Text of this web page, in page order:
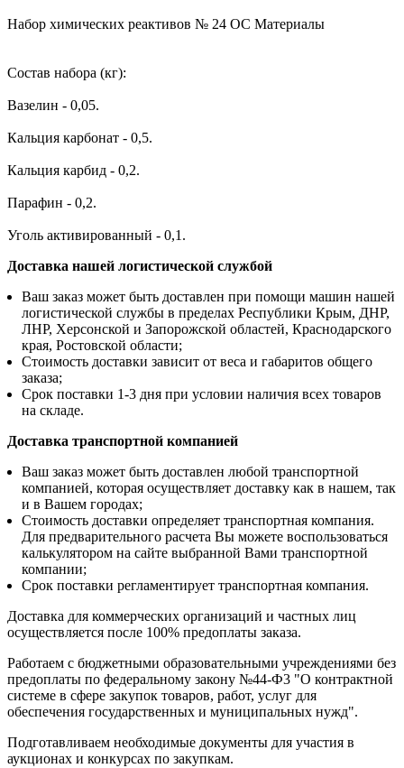
Набор химических реaктивов № 24 ОС Материалы
Состав набора (кг):
Вазелин - 0,05.
Кальция карбонат - 0,5.
Кальция карбид - 0,2.
Парафин - 0,2.
Уголь активированный - 0,1.
Доставка нашей логистической службой
Ваш заказ может быть доставлен при помощи машин нашей
логистической службы в пределах Республики Крым, ДНР,
ЛНР, Херсонской и Запорожской областей, Краснодарского
края, Ростовской области;
Стоимость доставки зависит от веса и габаритов общего
заказа;
Срок поставки 1-3 дня при условии наличия всех товаров
на складе.
Доставка транспортной компанией
Ваш заказ может быть доставлен любой транспортной
компанией, которая осуществляет доставку как в нашем, так
и в Вашем городах;
Стоимость доставки определяет транспортная компания.
Для предварительного расчета Вы можете воспользоваться
калькулятором на сайте выбранной Вами транспортной
компании;
Срок поставки регламентирует транспортная компания.
Доставка для коммерческих организаций и частных лиц
осуществляется после 100% предоплаты заказа.
Работаем с бюджетными образовательными учреждениями без
предоплаты по федеральному закону №44-Ф3 "О контрактной
системе в сфере закупок товаров, работ, услуг для
обеспечения государственных и муниципальных нужд".
Подготавливаем необходимые документы для участия в
аукционах и конкурсах по закупкам.